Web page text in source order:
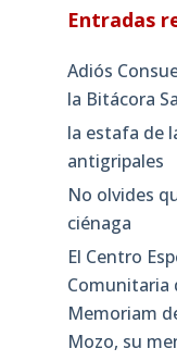
Entradas
Adiós
la Bitácora
la estafa de
antigripales
No olvides
ciénaga
El Centro
Comunitaria
Memoriam
Mozo, su